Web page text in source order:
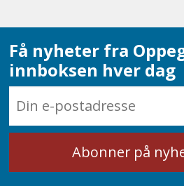
Få nyheter fra
innboksen hver dag